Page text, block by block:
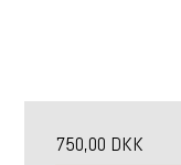
750,00 DKK